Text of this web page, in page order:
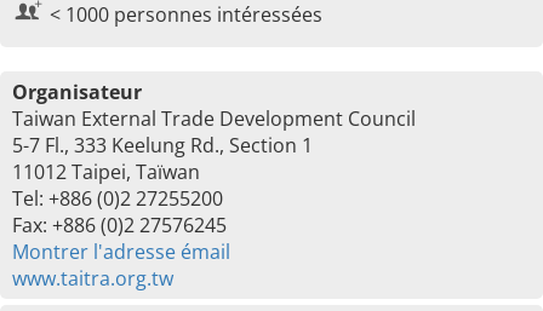
< 1000 personnes intéressées
Organisateur
Taiwan External Trade Development Council
5-7 Fl., 333 Keelung Rd., Section 1
11012 Taipei, Taïwan
Tel: +886 (0)2 27255200
Fax: +886 (0)2 27576245
Montrer l'adresse émail
www.taitra.org.tw